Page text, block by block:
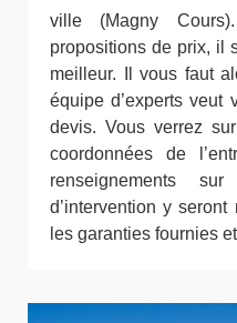
ville (Magny
propositions de prix, il
meilleur. Il vous faut
équipe d’experts veut
devis. Vous verrez
coordonnées de
renseignements
d’intervention y
les garanties fournies